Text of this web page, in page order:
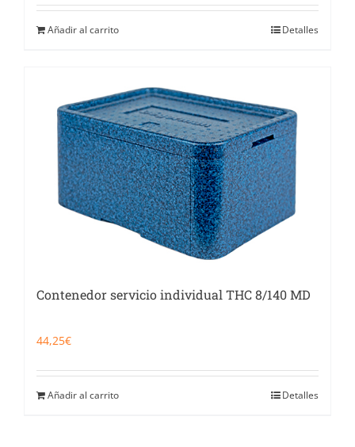
Añadir al carrito Detalles
Contenedor servicio individual THC 8/140 MD
44,25€
Añadir al carrito Detalles